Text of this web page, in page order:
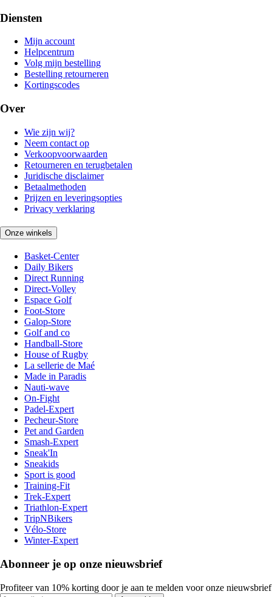
Diensten
Mijn account
Helpcentrum
Volg mijn bestelling
Bestelling retourneren
Kortingscodes
Over
Wie zijn wij?
Neem contact op
Verkoopvoorwaarden
Retourneren en terugbetalen
Juridische disclaimer
Betaalmethoden
Prijzen en leveringsopties
Privacy verklaring
Onze winkels
Basket-Center
Daily Bikers
Direct Running
Direct-Volley
Espace Golf
Foot-Store
Galop-Store
Golf and co
Handball-Store
House of Rugby
La sellerie de Maé
Made in Paradis
Nauti-wave
On-Fight
Padel-Expert
Pecheur-Store
Pet and Garden
Smash-Expert
Sneak'In
Sneakids
Sport is good
Training-Fit
Trek-Expert
Triathlon-Expert
TripNBikers
Vélo-Store
Winter-Expert
Abonneer je op onze nieuwsbrief
Profiteer van 10% korting door je aan te melden voor onze nieuwsbrief